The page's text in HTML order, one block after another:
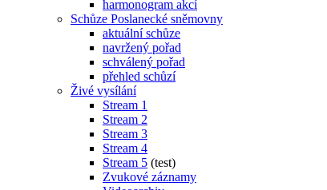
harmonogram akcí
Schůze Poslanecké sněmovny
aktuální schůze
navržený pořad
schválený pořad
přehled schůzí
Živé vysílání
Stream 1
Stream 2
Stream 3
Stream 4
Stream 5 (test)
Zvukové záznamy